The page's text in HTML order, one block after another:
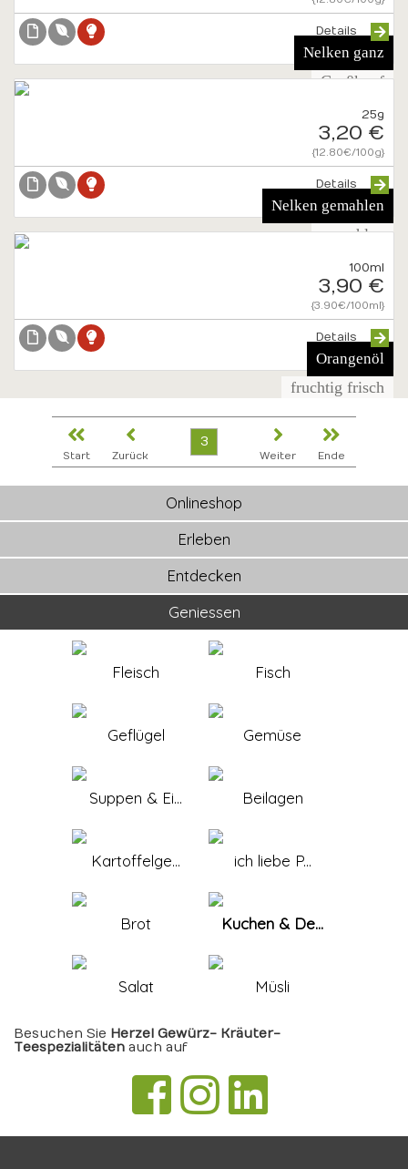
Nelken ganz
Großkopf
Details
Nelken gemahlen
gemahlen
25g
3,20 €
{12.80€/100g}
Details
Orangenöl
fruchtig frisch
100ml
3,90 €
{3.90€/100ml}
Details
Start Zurück
3
Weiter Ende
Onlineshop
Erleben
Entdecken
Geniessen
Fleisch Fisch
Geflügel Gemüse
Suppen & Ei... Beilagen
Kartoffelge... ich liebe P...
Brot Kuchen & De...
Salat Müsli
Besuchen Sie Herzel Gewürz- Kräuter-
Teespezialitäten auch auf